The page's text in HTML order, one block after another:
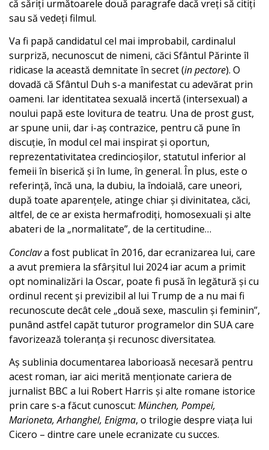
că săriți următoarele două paragrafe dacă vreți să citiți
sau să vedeți filmul.
Va fi papă candidatul cel mai improbabil, cardinalul
surpriză, necunoscut de nimeni, căci Sfântul Părinte îl
ridicase la această demnitate în secret (in pectore). O
dovadă că Sfântul Duh s-a manifestat cu adevărat prin
oameni. Iar identitatea sexuală incertă (intersexual) a
noului papă este lovitura de teatru. Una de prost gust,
ar spune unii, dar i-aș contrazice, pentru că pune în
discuție, în modul cel mai inspirat și oportun,
reprezentativitatea credincioșilor, statutul inferior al
femeii în biserică și în lume, în general. În plus, este o
referință, încă una, la dubiu, la îndoială, care uneori,
după toate aparențele, atinge chiar și divinitatea, căci,
altfel, de ce ar exista hermafrodiți, homosexuali și alte
abateri de la „normalitate”, de la certitudine…
Conclava fost publicat în 2016, dar ecranizarea lui, care
a avut premiera la sfârșitul lui 2024 iar acum a primit
opt nominalizări la Oscar, poate fi pusă în legătură și cu
ordinul recent și previzibil al lui Trump de a nu mai fi
recunoscute decât cele „două sexe, masculin și feminin”,
punând astfel capăt tuturor programelor din SUA care
favorizează toleranța și recunosc diversitatea.
Aș sublinia documentarea laborioasă necesară pentru
acest roman, iar aici merită menționate cariera de
jurnalist BBC a lui Robert Harris și alte romane istorice
prin care s-a făcut cunoscut: München, Pompei,
Marioneta, Arhanghel, Enigma, o trilogie despre viața lui
Cicero – dintre care unele ecranizate cu succes.